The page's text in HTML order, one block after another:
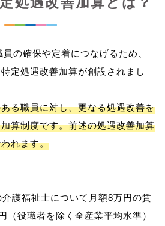
の確保や定着につなげるため、
定処遇改善加算が創設されまし
る職員に対し、更なる処遇改善を
算制度です。前述の処遇改善加算
れます。
介護福祉士について月額8万円の賃
（役職者を除く全産業平均水準）